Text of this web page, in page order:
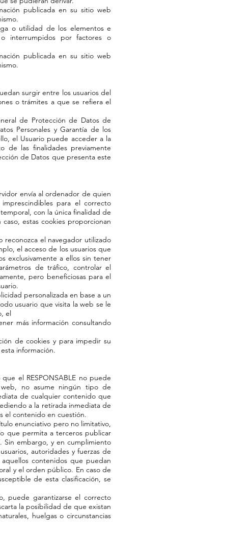
publicada en su sitio web
o utilidad de los elementos e
interrumpidos por factores o
publicada en su sitio web
surgir entre los usuarios del
o trámites a que se refiera el
de Protección de Datos de
Personales y Garantía de los
el Usuario puede acceder a la
de las finalidades previamente
de Datos que presenta este
envía al ordenador de quien
para el correcto
con la única finalidad de
estas cookies proporcionan
el navegador utilizado
el acceso de los usuarios que
exclusivamente a ellos sin tener
de tráfico, controlar el
pero beneficiosas para el
personalizada en base a un
usuario que visita la web se le
el
más información consultando
de cookies y para impedir su
información.
el RESPONSABLE no puede
no asume ningún tipo de
de cualquier contenido que
a la retirada inmediata de
el contenido en cuestión.
enunciativo pero no limitativo,
que permita a terceros publicar
Sin embargo, y en cumplimiento
autoridades y fuerzas de
contenidos que puedan
y el orden público. En caso de
de esta clasificación, se
puede garantizarse el correcto
la posibilidad de que existan
huelgas o circunstancias